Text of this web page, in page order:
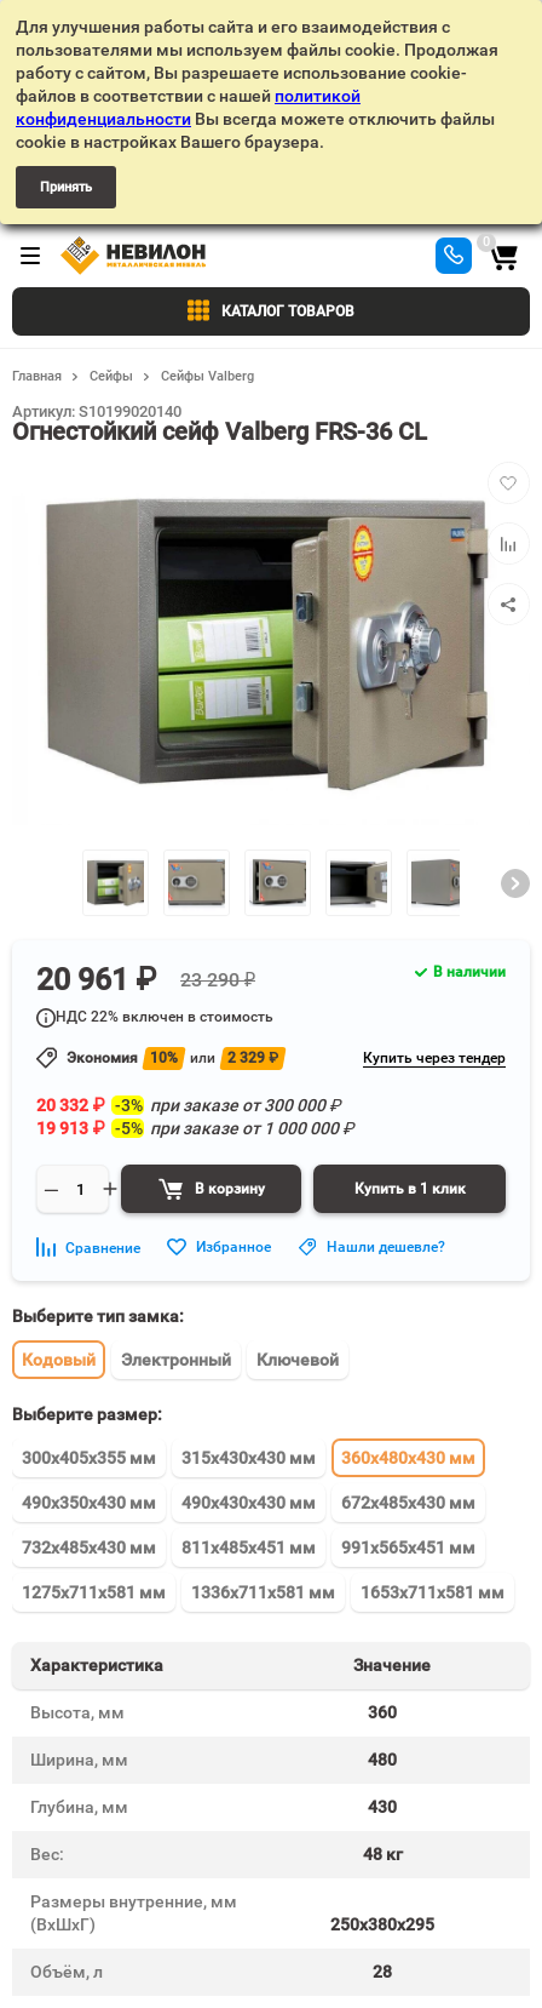
Для улучшения работы сайта и его взаимодействия с
пользователями мы используем файлы cookie. Продолжая
работу с сайтом, Вы разрешаете использование cookie-
файлов в соответствии с нашей политикой
конфиденциальности Вы всегда можете отключить файлы
cookie в настройках Вашего браузера.
Принять
КАТАЛОГ ТОВАРОВ
0
Главная Сейфы Сейфы Valberg
Огнестойкий сейф Valberg FRS-36 CL
Артикул: S10199020140
к
20 961 ₽ 23 290 ₽
НДС 22% включен в стоимость
Экономия 10% или 2 329 ₽ Купить через тендер
20 332 ₽ -3% при заказе от300 000₽
19 913 ₽ -5% при заказе от 1 000 000₽
В корзину Купить в 1 клик
В наличии
Сравнение Избранное Нашли дешевле?
Выберите тип замка:
Кодовый Электронный Ключевой
Выберите размер:
300x405x355 мм 315x430x430 мм 360x480x430 мм
490x350x430 мм 490x430x430 мм 672x485x430 мм
732x485x430 мм 811x485x451 мм 991x565x451 мм
1275x711x581 мм 1336x711x581 мм 1653x711x581 мм
Характеристика Значение
Высота, мм 360
Ширина, мм 480
Глубина, мм 430
Вес: 48 кг
Размеры внутренние, мм
(ВхШхГ)
250x380x295
Объём, л 28